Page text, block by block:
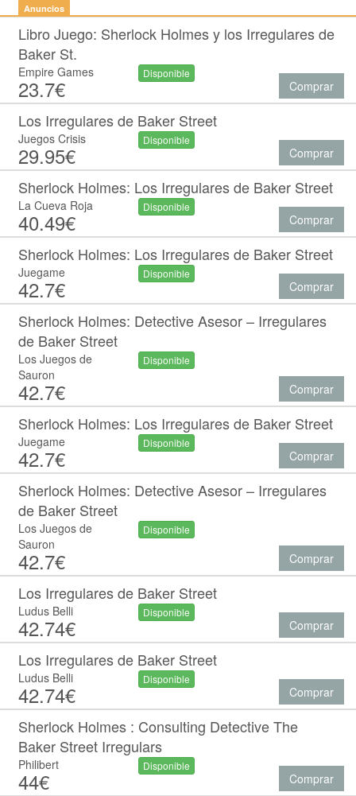
Anuncios
Libro Juego: Sherlock Holmes y los Irregulares de
Baker St.
Empire Games
23.7€
Disponible
Comprar
Los Irregulares de Baker Street
Juegos Crisis
29.95€
Disponible
Comprar
Sherlock Holmes: Los Irregulares de Baker Street
La Cueva Roja
40.49€
Disponible
Comprar
Sherlock Holmes: Los Irregulares de Baker Street
Juegame
42.7€
Disponible
Comprar
Sherlock Holmes: Detective Asesor – Irregulares
de Baker Street
Los Juegos de
Sauron
42.7€
Disponible
Comprar
Sherlock Holmes: Los Irregulares de Baker Street
Juegame
42.7€
Disponible
Comprar
Sherlock Holmes: Detective Asesor – Irregulares
de Baker Street
Los Juegos de
Sauron
42.7€
Disponible
Comprar
Los Irregulares de Baker Street
Ludus Belli
42.74€
Disponible
Comprar
Los Irregulares de Baker Street
Ludus Belli
42.74€
Disponible
Comprar
Sherlock Holmes : Consulting Detective The
Baker Street Irregulars
Philibert
44€
Disponible
Comprar